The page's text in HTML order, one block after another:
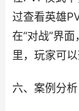
过查看英雄
在“对战”界
里，玩家可
六、案例分析